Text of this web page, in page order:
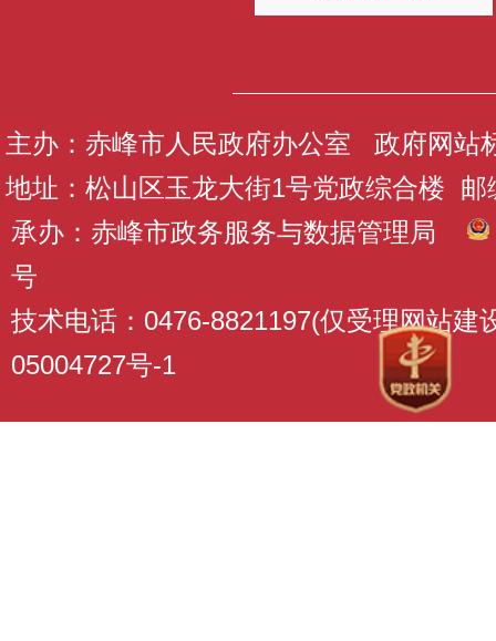
主办：赤峰市人民政府办公室 政府网站
地址：松山区玉龙大街1号党政综合楼 邮
承办：赤峰市政务服务与数据管理局
号
技术电话：0476-8821197(仅受理网站建
05004727号-1